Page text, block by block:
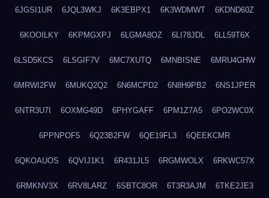
6JGSI1UR 6JQL3WKJ 6K3EBPX1 6K3WDMWT 6KDND60Z
6KOOILKY 6KPMGXPJ 6LGMA8OZ 6LI78JDL 6LL59T6X
6LSD5KCS 6LSGIF7V 6MC7XUTQ 6MNBISNE 6MRU4GHW
6MRWI2FW 6MUKQ2Q2 6N6MCPD2 6N8H9PB2 6NS1JPER
6NTR3U7I 6OXMG49D 6PHYGAFF 6PM1Z7A5 6PO2WC0X
6PPNPOF5 6Q23B2FW 6QE19FL3 6QEEKCMR
6QKOAUOS 6QVIJ1K1 6R431JL5 6RGMWOLX 6RKWC57X
6RMKNV3X 6RV8LARZ 6SBTC8OR 6T3R3AJM 6TKE2JE3